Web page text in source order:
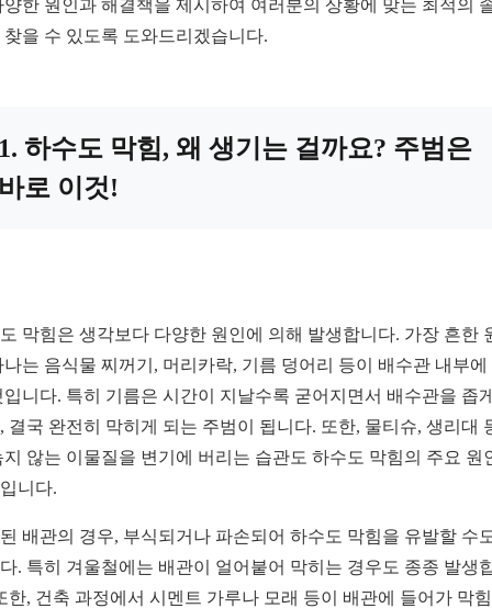
양한 원인과 해결책을 제시하여 여러분의 상황에 맞는 최적의
찾을 수 있도록 도와드리겠습니다.
하수도 막힘, 왜 생기는 걸까요? 주범은
로 이것!
막힘은 생각보다 다양한 원인에 의해 발생합니다. 가장 흔한
나는 음식물 찌꺼기, 머리카락, 기름 덩어리 등이 배수관 내부에
입니다. 특히 기름은 시간이 지날수록 굳어지면서 배수관을 좁
결국 완전히 막히게 되는 주범이 됩니다. 또한, 물티슈, 생리대
지 않는 이물질을 변기에 버리는 습관도 하수도 막힘의 주요 원
니다.
배관의 경우, 부식되거나 파손되어 하수도 막힘을 유발할 수
. 특히 겨울철에는 배관이 얼어붙어 막히는 경우도 종종 발생
한, 건축 과정에서 시멘트 가루나 모래 등이 배관에 들어가 막